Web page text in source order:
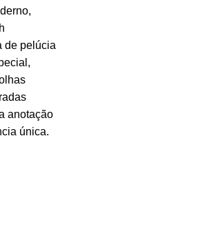
,
de pelúcia
anotação
única.